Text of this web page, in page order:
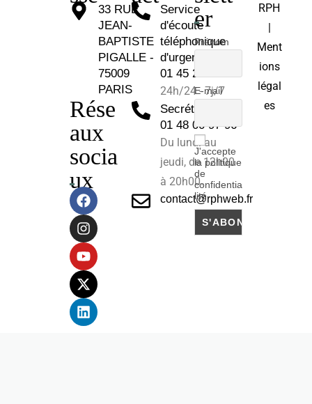
33 RUE
JEAN-
BAPTISTE
PIGALLE -
75009
PARIS
Rése
aux
socia
ux
Service
d'écoute
téléphonique
d'urgence :
01 45 26 81 30
24h/24 - 7j/7
Secrétariat :
01 48 00 97 96
Du lundi au
jeudi, de 12h00
à 20h00.
contact@rphweb.fr
er
Prénom
E-mail
J'accepte
la politique
de
confidentia
lité
RPH
|
Ment
ions
légal
es